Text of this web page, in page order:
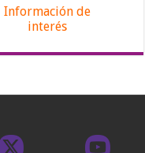
Información de
interés